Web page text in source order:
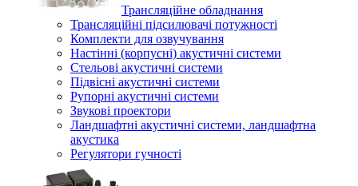
Трансляційне обладнання
Трансляційні підсилювачі потужності
Комплекти для озвучування
Настінні (корпусні) акустичні системи
Стельові акустичні системи
Підвісні акустичні системи
Рупорні акустичні системи
Звукові проектори
Ландшафтні акустичні системи, ландшафтна
акустика
Регулятори гучності